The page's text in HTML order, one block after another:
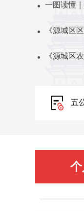
一图读懂
《源城区
《源城区
《源城区
《源城区
五